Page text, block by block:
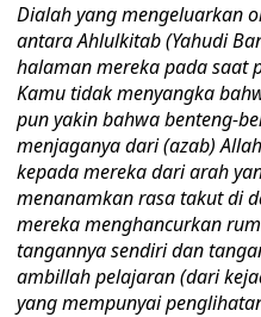
Dialah yang mengeluarkan
antara Ahlulkitab (Yahudi
halaman mereka pada saat
Kamu tidak menyangka
pun yakin bahwa benteng-
menjaganya dari (azab)
kepada mereka dari arah
menanamkan rasa takut di
mereka menghancurkan
tangannya sendiri dan
ambillah pelajaran (dari
yang mempunyai